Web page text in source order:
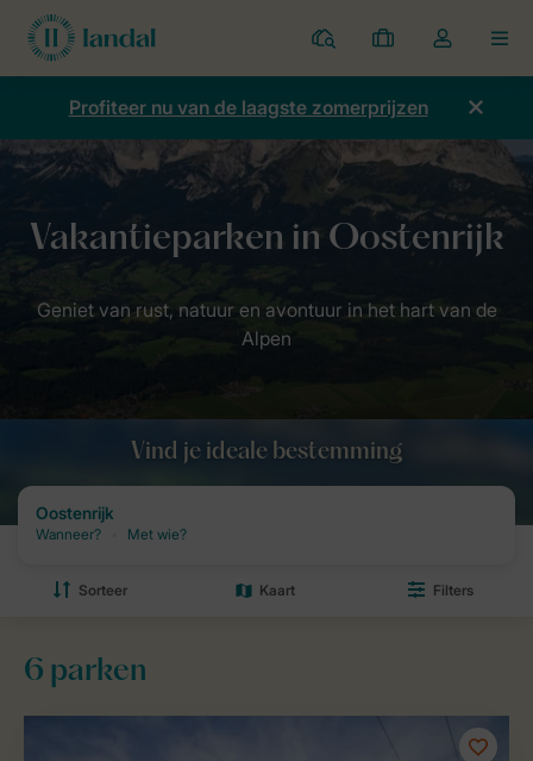
Parken
Mijn
boekingen
Open
de
dropdown
mijn
account
Profiteer nu van de laagste zomerprijzen
Bestemmingen van Landal Oostenrijk